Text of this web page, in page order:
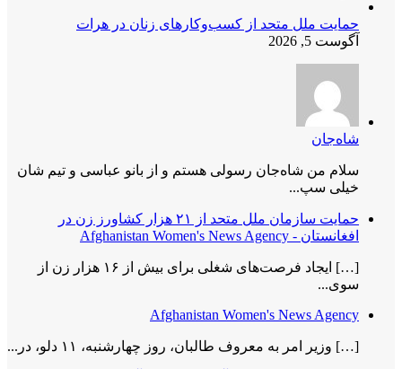
حمایت ملل متحد از کسب‌وکارهای زنان در هرات
آگوست 5, 2026
شاه‌جان
سلام من شاه‌جان رسولی هستم و از بانو عباسی و تیم شان
خیلی سپ...
حمایت سازمان ملل متحد از ۲۱ هزار کشاورز زن در
افغانستان - Afghanistan Women's News Agency
[…] ایجاد فرصت‌های شغلی برای بیش از ۱۶ هزار زن از
سوی...
Afghanistan Women's News Agency
[…] وزیر امر به معروف طالبان، روز چهارشنبه، ۱۱ دلو، در...